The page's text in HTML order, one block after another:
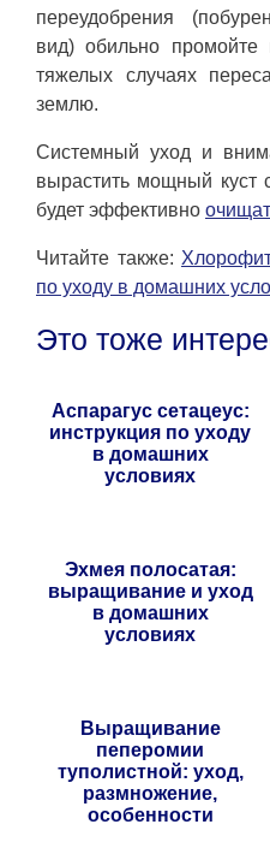
переудобрения
вид) обильно промойте
тяжелых случаях
землю.
Системный уход и
вырастить мощный куст
будет эффективно
Читайте также:
по уходу в домашних
Это тоже
Аспарагус сетацеус:
инструкция по уходу
в домашних
условиях
Эхмея полосатая:
выращивание и уход
в домашних
условиях
Выращивание
пеперомии
туполистной: уход,
размножение,
особенности